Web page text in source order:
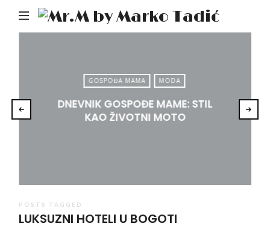
Mr.M
by
GOSPOĐA MAMA MODA
DNEVNIK GOSPOĐE MAME: STIL
KAO ŽIVOTNI MOTO
POSTS TAGGED
LUKSUZNI HOTELI U BOGOTI